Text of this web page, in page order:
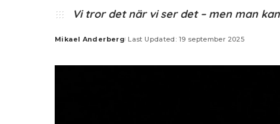
Vi tror det när vi ser det – men man
Posted
Mikael Anderberg Last Updated: 19 september 2025